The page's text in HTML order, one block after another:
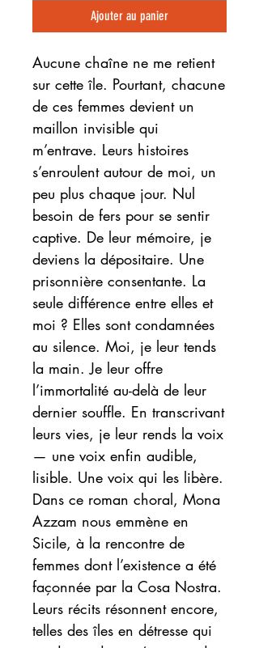
Ajouter au panier
Aucune chaîne ne me retient
sur cette île. Pourtant, chacune
de ces femmes devient un
maillon invisible qui
m’entrave. Leurs histoires
s’enroulent autour de moi, un
peu plus chaque jour. Nul
besoin de fers pour se sentir
captive. De leur mémoire, je
deviens la dépositaire. Une
prisonnière consentante. La
seule différence entre elles et
moi ? Elles sont condamnées
au silence. Moi, je leur tends
la main. Je leur offre
l’immortalité au-delà de leur
dernier souffle. En transcrivant
leurs vies, je leur rends la voix
— une voix enfin audible,
lisible. Une voix qui les libère.
Dans ce roman choral, Mona
Azzam nous emmène en
Sicile, à la rencontre de
femmes dont l’existence a été
façonnée par la Cosa Nostra.
Leurs récits résonnent encore,
telles des îles en détresse qui